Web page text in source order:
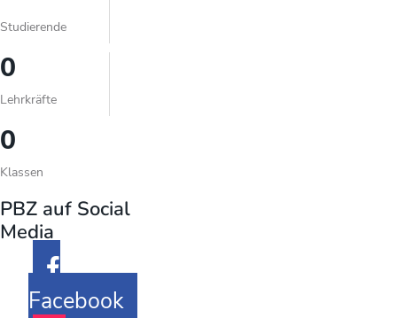
Studierende
0
Lehrkräfte
0
Klassen
PBZ auf Social
Media
Facebook